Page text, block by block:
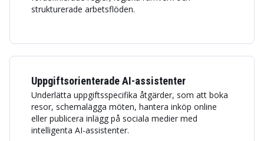
strukturerade arbetsflöden.
Uppgiftsorienterade AI-assistenter
Underlätta uppgiftsspecifika åtgärder, som att boka
resor, schemalägga möten, hantera inköp online
eller publicera inlägg på sociala medier med
intelligenta AI-assistenter.